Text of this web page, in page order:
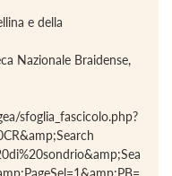
e della
Nazionale Braidense,
sfoglia_fascicolo.php?